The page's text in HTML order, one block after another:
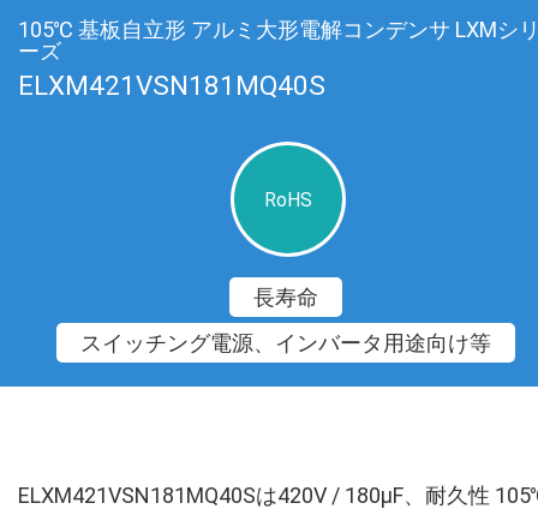
105℃ 基板自立形 アルミ大形電解コンデンサ LXMシ
ーズ
ELXM421VSN181MQ40S
RoHS
長寿命
スイッチング電源、インバータ用途向け等
ELXM421VSN181MQ40Sは420V / 180µF、耐久性